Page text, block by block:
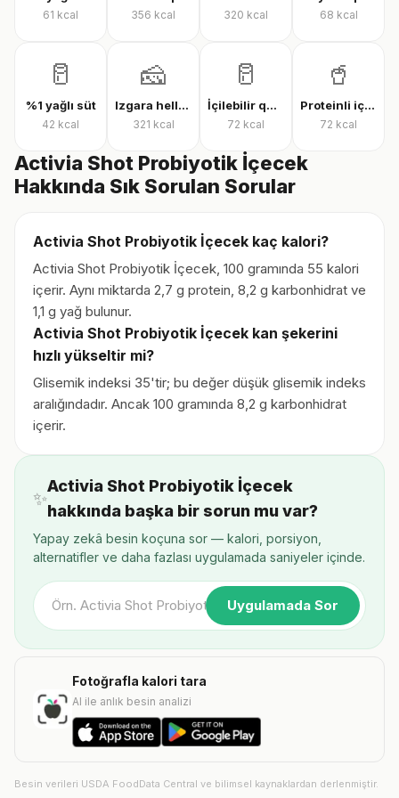
61 kcal 356 kcal 320 kcal 68 kcal
🥛
%1 yağlı süt
42 kcal
🧀
Izgara hellim
321 kcal
🥛
İçilebilir quark
72 kcal
🥤
Proteinli içilebilir quark
72 kcal
Activia Shot Probiyotik İçecek
Hakkında Sık Sorulan Sorular
Activia Shot Probiyotik İçecek kaç kalori?
Activia Shot Probiyotik İçecek, 100 gramında 55 kalori
içerir. Aynı miktarda 2,7 g protein, 8,2 g karbonhidrat ve
1,1 g yağ bulunur.
Activia Shot Probiyotik İçecek kan şekerini
hızlı yükseltir mi?
Glisemik indeksi 35'tir; bu değer düşük glisemik indeks
aralığındadır. Ancak 100 gramında 8,2 g karbonhidrat
içerir.
✨
Activia Shot Probiyotik İçecek
hakkında başka bir sorun mu var?
Yapay zekâ besin koçuna sor — kalori, porsiyon,
alternatifler ve daha fazlası uygulamada saniyeler içinde.
Uygulamada Sor
Fotoğrafla kalori tara
AI ile anlık besin analizi
Besin verileri USDA FoodData Central ve bilimsel kaynaklardan derlenmiştir.